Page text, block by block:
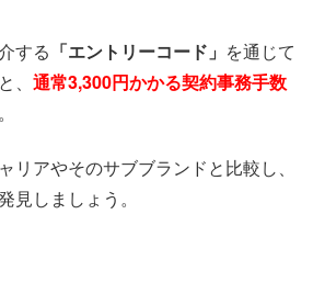
する 「エントリーコード」 を通じて
通常3,300円かかる契約事務手数
リアやそのサブブランドと比較し、
見しましょう。